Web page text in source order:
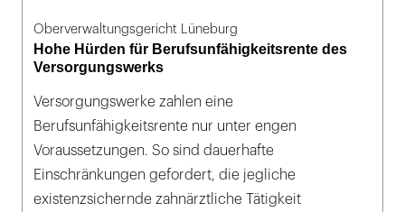
Oberverwaltungsgericht Lüneburg
Hohe Hürden für Berufsunfähigkeitsrente des
Versorgungswerks
Versorgungswerke zahlen eine
Berufsunfähigkeitsrente nur unter engen
Voraussetzungen. So sind dauerhafte
Einschränkungen gefordert, die jegliche
existenzsichernde zahnärztliche Tätigkeit